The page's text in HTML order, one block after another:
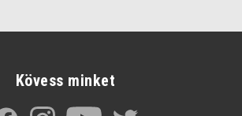
Kövess minket